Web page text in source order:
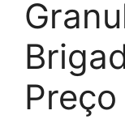
Preço